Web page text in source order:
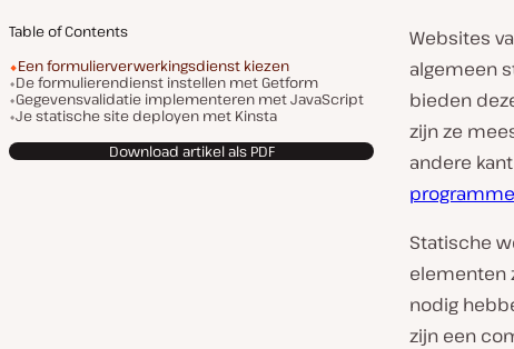
Table of Contents
Een formulierverwerkingsdienst kiezen
De formulierendienst instellen met Getform
Gegevensvalidatie implementeren met JavaScript
Je statische site deployen met Kinsta
Download artikel als PDF
Websites
algemeen
bieden
zijn ze
andere
Statische
elementen
nodig
zijn een